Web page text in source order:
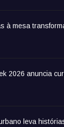
à mesa
2026 anuncia
leva